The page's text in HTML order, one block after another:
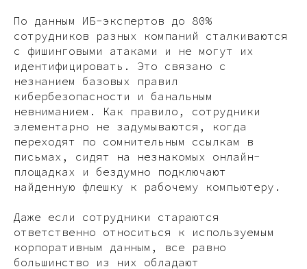
По данным ИБ-экспертов до 80%
сотрудников разных компаний сталкиваются
с фишинговыми атаками и не могут их
идентифицировать. Это связано с
незнанием базовых правил
кибербезопасности и банальным
невниманием. Как правило, сотрудники
элементарно не задумываются, когда
переходят по сомнительным ссылкам в
письмах, сидят на незнакомых онлайн-
площадках и бездумно подключают
найденную флешку к рабочему компьютеру.
Даже если сотрудники стараются
ответственно относиться к используемым
корпоративным данным, все равно
большинство из них обладают